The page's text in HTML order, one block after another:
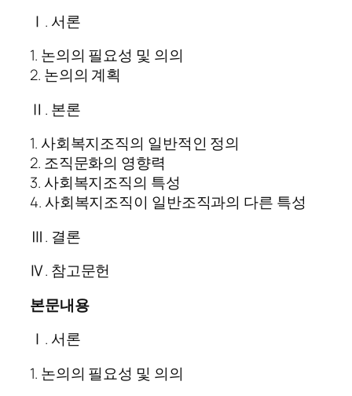
Ⅰ. 서론
1. 논의의 필요성 및 의의
2. 논의의 계획
Ⅱ. 본론
1. 사회복지조직의 일반적인 정의
2. 조직문화의 영향력
3. 사회복지조직의 특성
4. 사회복지조직이 일반조직과의 다른 특성
Ⅲ. 결론
Ⅳ. 참고문헌
본문내용
Ⅰ. 서론
1. 논의의 필요성 및 의의